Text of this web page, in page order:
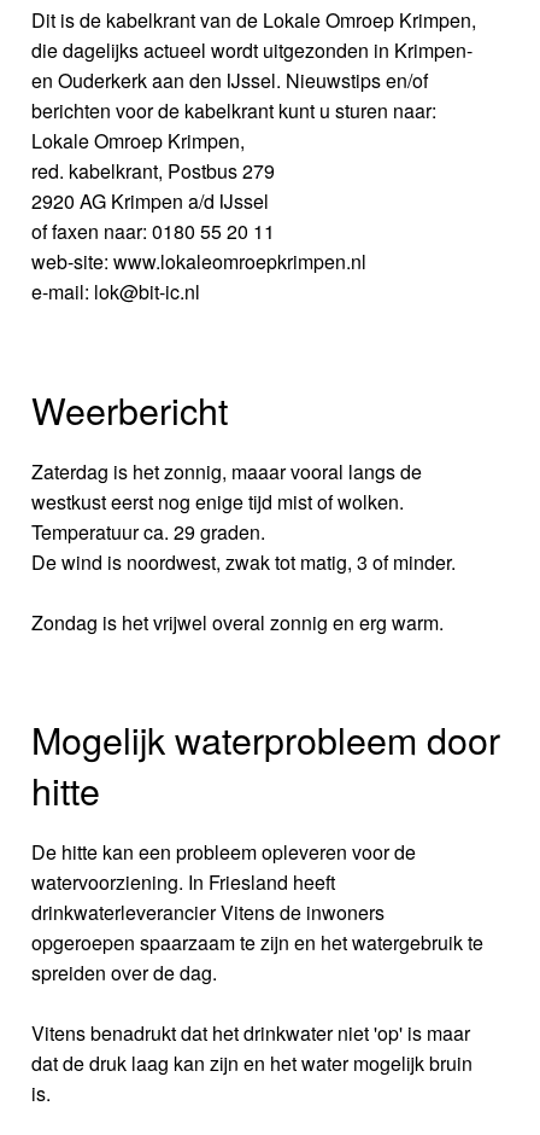
Dit is de kabelkrant van de Lokale Omroep Krimpen,
die dagelijks actueel wordt uitgezonden in Krimpen-
en Ouderkerk aan den IJssel. Nieuwstips en/of
berichten voor de kabelkrant kunt u sturen naar:
Lokale Omroep Krimpen,
red. kabelkrant, Postbus 279
2920 AG Krimpen a/d IJssel
of faxen naar: 0180 55 20 11
web-site: www.lokaleomroepkrimpen.nl
e-mail: lok@bit-ic.nl
Weerbericht
Zaterdag is het zonnig, maaar vooral langs de
westkust eerst nog enige tijd mist of wolken.
Temperatuur ca. 29 graden.
De wind is noordwest, zwak tot matig, 3 of minder.
Zondag is het vrijwel overal zonnig en erg warm.
Mogelijk waterprobleem door
hitte
De hitte kan een probleem opleveren voor de
watervoorziening. In Friesland heeft
drinkwaterleverancier Vitens de inwoners
opgeroepen spaarzaam te zijn en het watergebruik te
spreiden over de dag.
Vitens benadrukt dat het drinkwater niet 'op' is maar
dat de druk laag kan zijn en het water mogelijk bruin
is.